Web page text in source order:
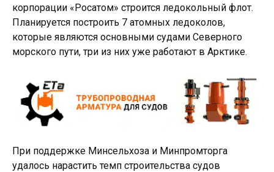
корпорации «Росатом» строится ледокольный флот.
Планируется построить 7 атомных ледоколов,
которые являются основными судами Северного
морского пути, три из них уже работают в Арктике.
При поддержке Минсельхоза и Минпромторга
удалось нарастить темп строительства судов